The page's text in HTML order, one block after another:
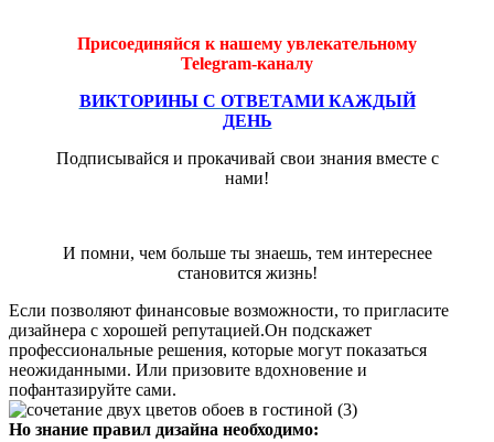
Присоединяйся к нашему увлекательному
Telegram-каналу
ВИКТОРИНЫ С ОТВЕТАМИ КАЖДЫЙ
ДЕНЬ
Подписывайся и прокачивай свои знания вместе с
нами!
И помни, чем больше ты знаешь, тем интереснее
становится жизнь!
Если позволяют финансовые возможности, то пригласите
дизайнера с хорошей репутацией.Он подскажет
профессиональные решения, которые могут показаться
неожиданными. Или призовите вдохновение и
пофантазируйте сами.
Но знание правил дизайна необходимо: